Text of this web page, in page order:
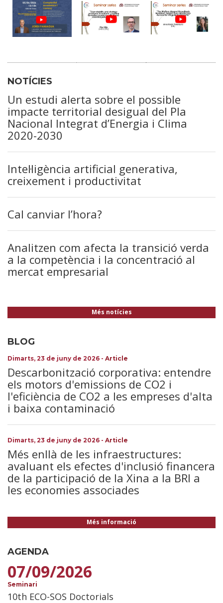
NOTÍCIES
Un estudi alerta sobre el possible
impacte territorial desigual del Pla
Nacional Integrat d’Energia i Clima
2020-2030
Intel·ligència artificial generativa,
creixement i productivitat
Cal canviar l’hora?
Analitzen com afecta la transició verda
a la competència i la concentració al
mercat empresarial
Més notícies
BLOG
Dimarts, 23 de juny de 2026 - Article
Descarbonització corporativa: entendre
els motors d'emissions de CO2 i
l'eficiència de CO2 a les empreses d'alta
i baixa contaminació
Dimarts, 23 de juny de 2026 - Article
Més enllà de les infraestructures:
avaluant els efectes d'inclusió financera
de la participació de la Xina a la BRI a
les economies associades
Més informació
AGENDA
07/09/2026
Seminari
10th ECO-SOS Doctorials